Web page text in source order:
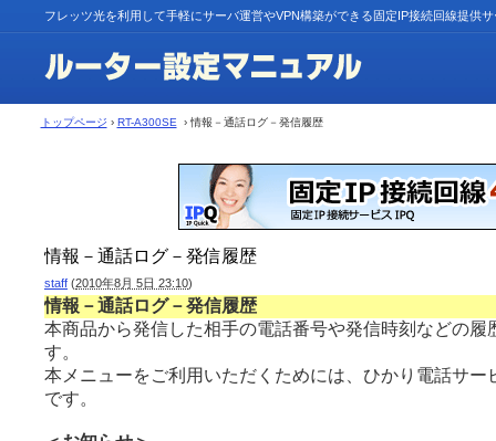
フレッツ光を利用して手軽にサーバ運営やVPN構築ができる固定IP接続回線提供
トップページ › RT-A300SE › 情報－通話ログ－発信履歴
情報－通話ログ－発信履歴
staff (2010年8月 5日 23:10)
情報－通話ログ－発信履歴
本商品から発信した相手の電話番号や発信時刻などの履
す。
本メニューをご利用いただくためには、ひかり電話サー
です。